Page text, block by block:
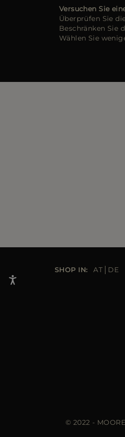
Versuchen Sie
Überprüfen Sie
Beschränken Sie
Wählen Sie
SHOP IN: AT DE
© 2022 -